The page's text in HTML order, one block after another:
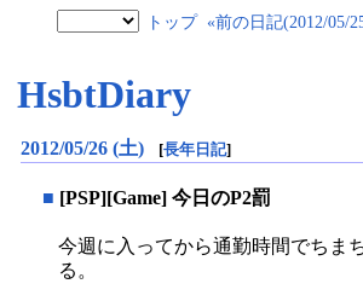
トップ «前の日記(2012/05/
HsbtDiary
2012/05/26 (土) [長年日記]
■ [PSP][Game] 今日のP2罰
今週に入ってから通勤時間でちま
る。